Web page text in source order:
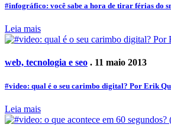
#infográfico: você sabe a hora de tirar férias do
Leia mais
web, tecnologia e seo . 11 maio 2013
#video: qual é o seu carimbo digital? Por Erik
Leia mais